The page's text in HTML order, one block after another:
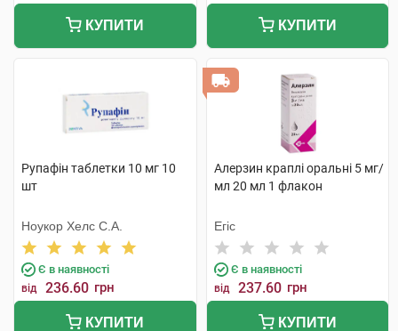
КУПИТИ КУПИТИ
Рупафін таблетки 10 мг 10
шт
Ноукор Хелс С.А.
Є в наявності
від 236.60 грн
КУПИТИ
Алерзин краплі оральні 5 мг/
мл 20 мл 1 флакон
Егіс
Є в наявності
від 237.60 грн
КУПИТИ